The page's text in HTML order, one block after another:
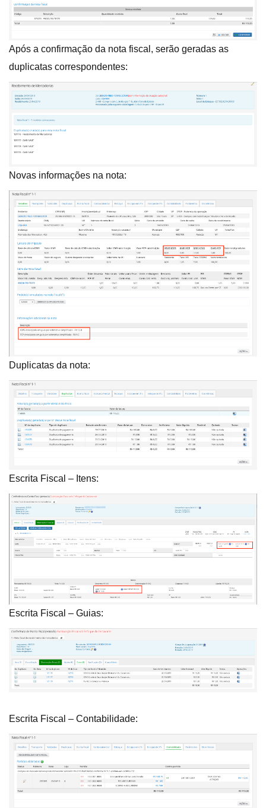
Após a confirmação da nota fiscal, serão geradas as
duplicatas correspondentes:
Novas informações na nota:
Duplicatas da nota:
Escrita Fiscal – Itens:
Escrita Fiscal – Guias:
Escrita Fiscal – Contabilidade: